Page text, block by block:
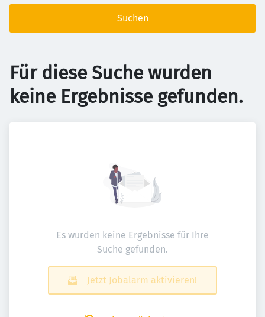
Suchen
Für diese Suche wurden
keine Ergebnisse gefunden.
Es wurden keine Ergebnisse für Ihre
Suche gefunden.
Jetzt Jobalarm aktivieren!